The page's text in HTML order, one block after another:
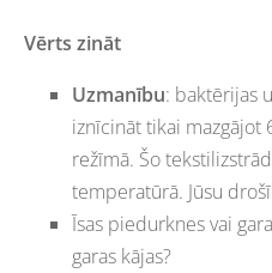
Vērts zināt
Uzmanību: baktērijas
iznīcināt tikai mazgājot
režīmā. Šo
temperatūrā. Jūsu
Īsas piedurknes vai
garas kājas?